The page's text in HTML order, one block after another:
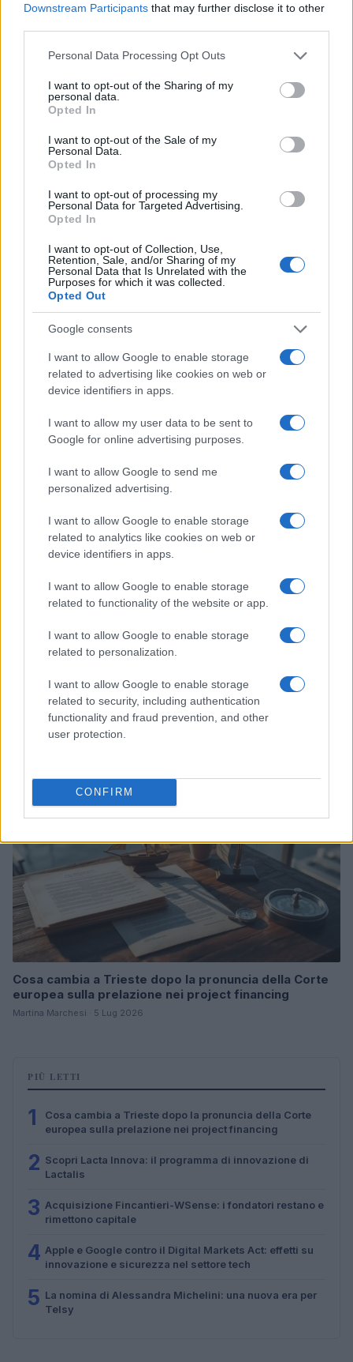
Downstream Participants that may further disclose it to other
Please note that this website/app uses one or more Google
not limited to your visit or usage behaviour. You may click to
grant or deny consent to Google and its third-party tags to
use your data for below specified purposes in below Google
consent section.
Personal Data Processing Opt Outs
I want to opt-out of the Sharing of my
personal data.
Opted In
I want to opt-out of the Sale of my
Personal Data.
Opted In
I want to opt-out of processing my
Personal Data for Targeted Advertising.
Opted In
I want to opt-out of Collection, Use,
Retention, Sale, and/or Sharing of my
Personal Data that Is Unrelated with the
Purposes for which it was collected.
Opted Out
Google consents
I want to allow Google to enable storage
related to advertising like cookies on web or
device identifiers in apps.
I want to allow my user data to be sent to
Google for online advertising purposes.
I want to allow Google to send me
personalized advertising.
I want to allow Google to enable storage
related to analytics like cookies on web or
device identifiers in apps.
I want to allow Google to enable storage
related to functionality of the website or app.
I want to allow Google to enable storage
related to personalization.
I want to allow Google to enable storage
related to security, including authentication
functionality and fraud prevention, and other
user protection.
CONFIRM
Continua a leggere
donatori
Martina Marchesi · 10 Lug 2026
B2B NEWS
Acquisizione Fincantieri-WSense: i fondatori restano
e rimettono capitale
Linda Pellegrini · 7 Lug 2026
Cosa cambia a Trieste dopo la pronuncia della Corte
europea sulla prelazione nei project financing
Martina Marchesi · 5 Lug 2026
PIÙ LETTI
1
Cosa cambia a Trieste dopo la pronuncia della Corte
europea sulla prelazione nei project financing
2 Scopri Lacta Innova: il programma di innovazione di
Lactalis
3 Acquisizione Fincantieri-WSense: i fondatori restano e
rimettono capitale
4 Apple e Google contro il Digital Markets Act: effetti su
innovazione e sicurezza nel settore tech
5 La nomina di Alessandra Michelini: una nuova era per
Telsy